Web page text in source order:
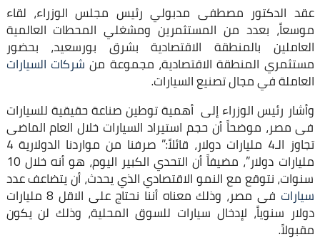
عقد الدكتور مصطفى مدبولي رئيس مجلس الوزراء، لقاء
موسعاً، بعدد من المستثمرين ومشغلي المحطات العالمية
العاملين بالمنطقة الاقتصادية بشرق بورسعيد، بحضور
مستثمري المنطقة الاقتصادية، مجموعة من شركات السيارات
العاملة في مجال تصنيع السيارات.
وأشار رئيس الوزراء إلى أهمية توطين صناعة حقيقية للسيارات
فى مصر، موضحاً أن حجم استيراد السيارات خلال العام الماضى
تجاوز الـ4 مليارات دولار، قائلاً:” صرفنا من مواردنا الدولارية 4
مليارات دولار”، مضيفاً أن التحدي الكبير اليوم، هو أنه خلال 10
سنوات، نتوقع مع النمو الاقتصادي الذي يحدث، أن يتضاعف عدد
سيارات فى مصر، وذلك معناه أننا نحتاج على الاقل 8 مليارات
دولار سنوياً، لإدخال سيارات للسوق المحلية، وذلك لن يكون
مقبولاً.